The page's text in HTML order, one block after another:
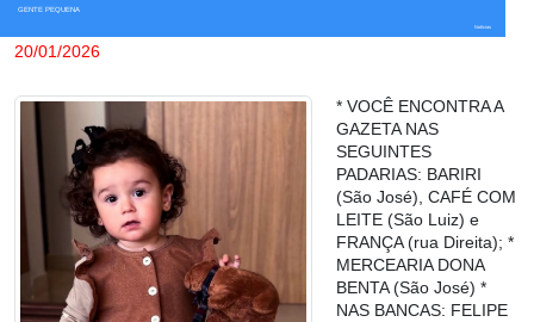
GENTE PEQUENA
Notícias
20/01/2026
* VOCÊ ENCONTRA A
GAZETA NAS
SEGUINTES
PADARIAS: BARIRI
(São José), CAFÉ COM
LEITE (São Luiz) e
FRANÇA (rua Direita); *
MERCEARIA DONA
BENTA (São José) *
NAS BANCAS: FELIPE